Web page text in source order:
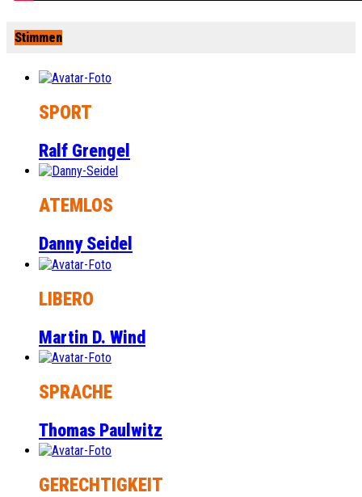
Stimmen
SPORT
Ralf Grengel
ATEMLOS
Danny Seidel
LIBERO
Martin D. Wind
SPRACHE
Thomas Paulwitz
GERECHTIGKEIT